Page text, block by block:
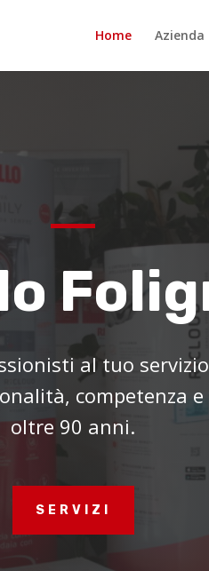
Home Azienda
al tuo
competenza
oltre 90 anni.
SERVIZI